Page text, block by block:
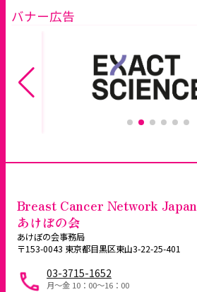
バナー広告
Breast Cancer Network Japan
あけぼの会
あけぼの会事務局
〒153-0043 東京都目黒区東山3-22-25-401
03-3715-1652
月～金 10：00〜16：00